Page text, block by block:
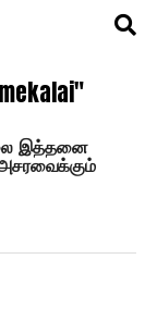
இத்தனை